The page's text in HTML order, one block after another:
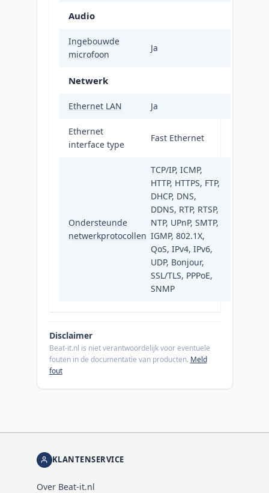
Audio
Ingebouwde
microfoon
Ja
Netwerk
Ethernet LAN Ja
Ethernet
interface type
Fast Ethernet
Ondersteunde
netwerkprotocollen
TCP/IP, ICMP,
HTTP, HTTPS, FTP,
DHCP, DNS,
DDNS, RTP, RTSP,
NTP, UPnP, SMTP,
IGMP, 802.1X,
QoS, IPv4, IPv6,
UDP, Bonjour,
SSL/TLS, PPPoE,
SNMP
Disclaimer
Beat-it.nl is niet verantwoordelijk voor eventuele
fouten in de documentatie van producten. Meld
fout
KLANTENSERVICE
Over Beat-it.nl